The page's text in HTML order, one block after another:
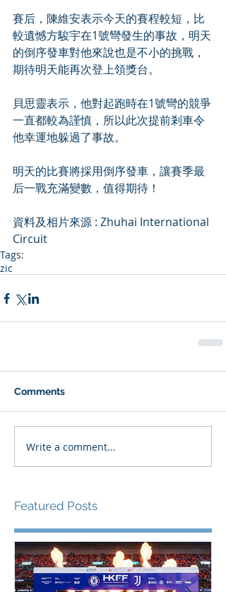
賽后，陳維安表示今天的賽程較短，比
較遺憾方駿宇在1號彎發生的事故，明天
的倒序發車對他來說也是不小的挑戰，
期待明天能再次登上領獎台。
貝思靈表示，他對起跑時在1號彎的競爭
一直都較為謹慎，所以此次提前剎車令
他幸運地躲過了事故。
明天的比賽將採用倒序發車，讓賽季最
后一戰充滿變數，值得期待！
資料及相片來源 : Zhuhai International
Circuit
Tags:
zic
Comments
Write a comment...
Featured Posts